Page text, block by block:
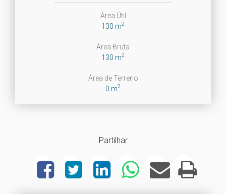
Área Útil
130 m2
Área Bruta
130 m2
Área de Terreno
0 m2
Partilhar